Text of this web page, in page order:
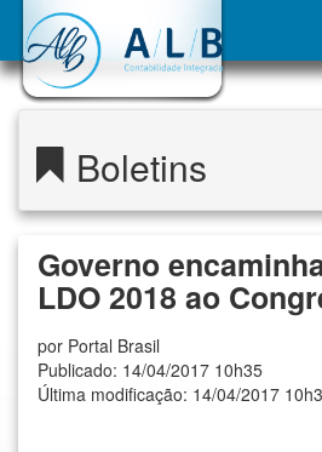
Boletins
Governo
LDO 2018 ao
por Portal Brasil
Publicado: 14/04/2017 10h35
Última modificação: 14/04/2017